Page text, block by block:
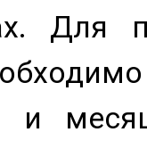
Для
и